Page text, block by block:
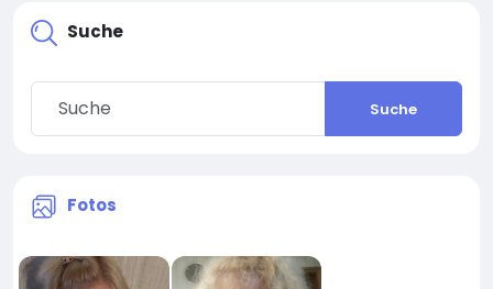
Suche
Suche
Fotos